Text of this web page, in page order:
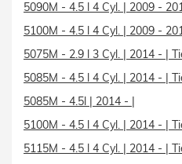
5090M - 4.5 l 4 Cyl. | 2009 -
5100M - 4.5 l 4 Cyl. | 2009 -
5075M - 2.9 l 3 Cyl. | 2014 - |
5085M - 4.5 l 4 Cyl. | 2014 - |
5085M - 4.5l | 2014 - |
5100M - 4.5 l 4 Cyl. | 2014 - |
5115M - 4.5 l 4 Cyl. | 2014 - |